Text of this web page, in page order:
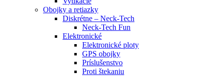
Obojky a retiazky
Diskrétne – Neck-Tech
Neck-Tech Fun
Elektronické
Elektronické ploty
GPS obojky
Príslušenstvo
Proti štekaniu